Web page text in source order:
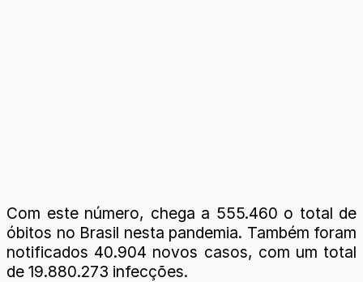
Com este número, chega a 555.460 o total de
óbitos no Brasil nesta pandemia. Também foram
notificados 40.904 novos casos, com um total
de 19.880.273 infecções.